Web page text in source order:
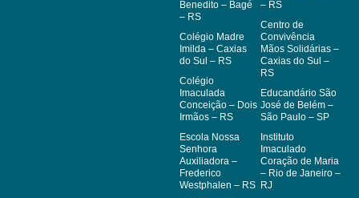
Benedito – Bagé
– RS
Colégio Madre
Imilda – Caxias
do Sul – RS
Colégio
Imaculada
Conceição – Dois
Irmãos – RS
Escola Nossa
Senhora
Auxiliadora –
Frederico
Westphalen – RS
– RS
Centro de
Convivência
Mãos Solidárias –
Caxias do Sul –
RS
Educandário São
José de Belém –
São Paulo – SP
Instituto
Imaculado
Coração de Maria
– Rio de Janeiro –
RJ